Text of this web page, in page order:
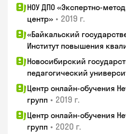
НОУ ДПО «Экспертно-
центр» • 2019 г.
«Байкальский
Институт повышения
Новосибирский
педагогический
Центр онлайн-обучения
групп • 2019 г.
Центр онлайн-обучения
групп • 2020 г.